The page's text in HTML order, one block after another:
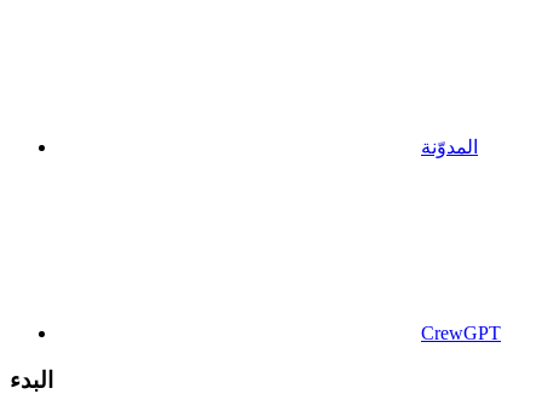
المدوّنة
CrewGPT
البدء